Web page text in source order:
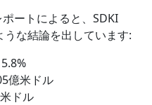
ートによると、SDKI
な結論を出しています:
億米ドル
ドル